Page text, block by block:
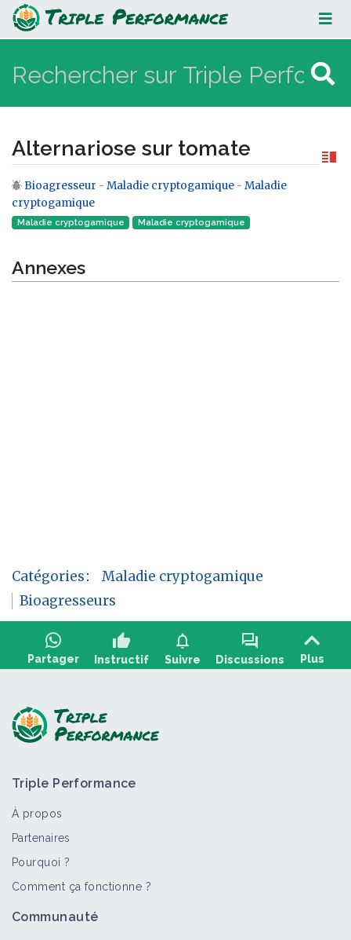
Alternariose sur tomate
Alternariose sur tomate
Aller à :navigation,rechercher
Bioagresseur - Maladie cryptogamique - Maladie
cryptogamique
Maladie cryptogamique Maladie cryptogamique‎
Annexes
Catégories:
Maladie cryptogamique
Bioagresseurs
Partager
thumb_up
Instructif
notifications
Suivre
forum
Discussions Plus
Triple Performance
À propos
Partenaires
Pourquoi ?
Comment ça fonctionne ?
Communauté